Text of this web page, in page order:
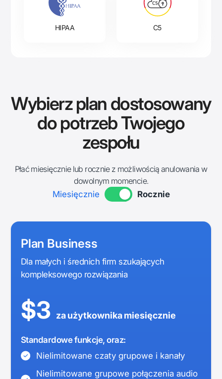
HIPAA C5
Wybierz plan dostosowany
do potrzeb Twojego
zespołu
Płać miesięcznie lub rocznie z możliwością anulowania w
dowolnym momencie.
Miesięcznie
Rocznie
Plan Business
Dla małych i średnich firm szukających
kompleksowegorozwiązania
$3 za użytkownika miesięcznie
Standardowe funkcje, oraz:
Nielimitowane czaty grupowe i kanały
Nielimitowane grupowe połączenia audio